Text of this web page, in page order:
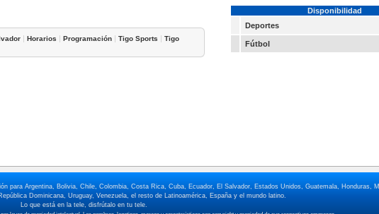
| Horarios | Programación | Tigo Sports | Tigo
Disponibilidad
Deportes
Fútbol
para Argentina, Bolivia, Chile, Colombia, Costa Rica, Cuba, Ecuador, El Salvador, Estados Unidos, Guatemala, Honduras,
Dominicana, Uruguay, Venezuela, el resto de Latinoamérica, España y el mundo latino.
Lo que está en la tele, disfrútalo en tu tele.